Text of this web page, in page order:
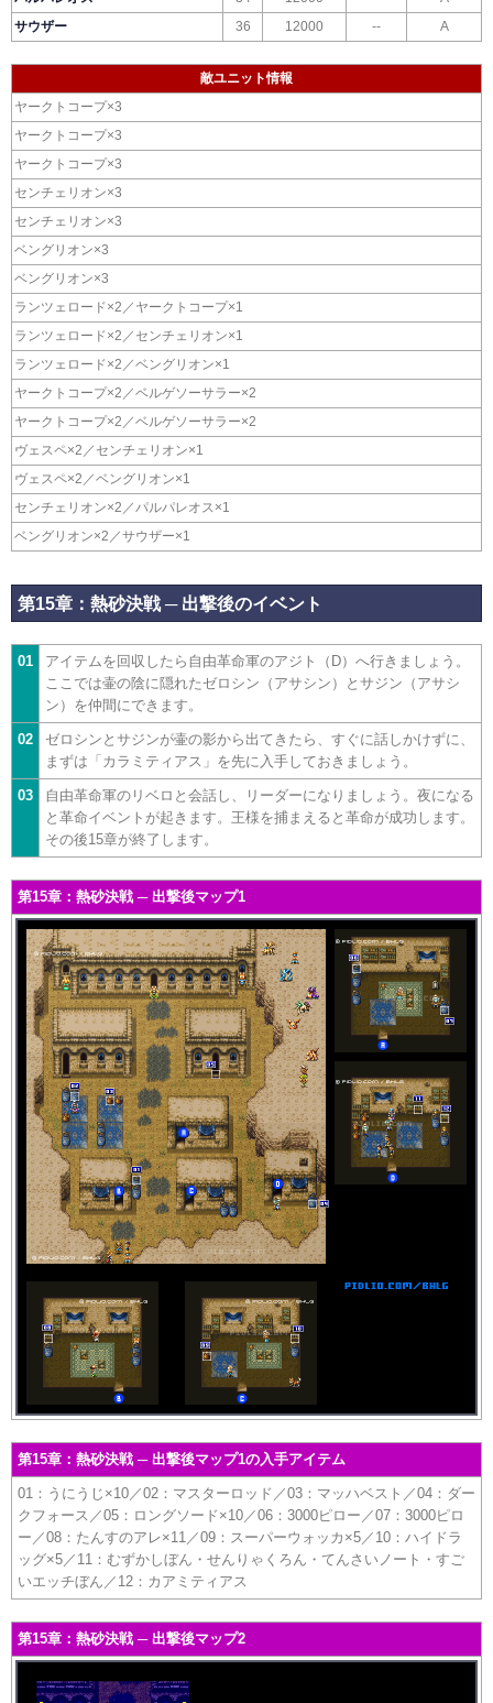
サウザー
36 12000 -- A
敵ユニット情報
ヤークトコープ×3
ヤークトコープ×3
ヤークトコープ×3
センチェリオン×3
センチェリオン×3
ベングリオン×3
ベングリオン×3
ランツェロード×2／ヤークトコープ×1
ランツェロード×2／センチェリオン×1
ランツェロード×2／ベングリオン×1
ヤークトコープ×2／ベルゲソーサラー×2
ヤークトコープ×2／ベルゲソーサラー×2
ヴェスペ×2／センチェリオン×1
ヴェスペ×2／ベングリオン×1
センチェリオン×2／パルパレオス×1
ベングリオン×2／サウザー×1
第15章：熱砂決戦 ─ 出撃後のイベント
01
アイテムを回収したら自由革命軍のアジト（D）へ行きましょう。
ここでは壷の陰に隠れたゼロシン（アサシン）とサジン（アサシ
ン）を仲間にできます。
02
ゼロシンとサジンが壷の影から出てきたら、すぐに話しかけずに、
まずは「カラミティアス」を先に入手しておきましょう。
03
自由革命軍のリベロと会話し、リーダーになりましょう。夜になる
と革命イベントが起きます。王様を捕まえると革命が成功します。
その後15章が終了します。
第15章：熱砂決戦 ─ 出撃後マップ1
第15章：熱砂決戦 ─ 出撃後マップ1の入手アイテム
01：うにうじ×10／02：マスターロッド／03：マッハベスト／04：ダー
クフォース／05：ロングソード×10／06：3000ピロー／07：3000ピロ
ー／08：たんすのアレ×11／09：スーパーウォッカ×5／10：ハイドラ
ッグ×5／11：むずかしぼん・せんりゃくろん・てんさいノート・すご
いエッチぼん／12：カアミティアス
第15章：熱砂決戦 ─ 出撃後マップ2